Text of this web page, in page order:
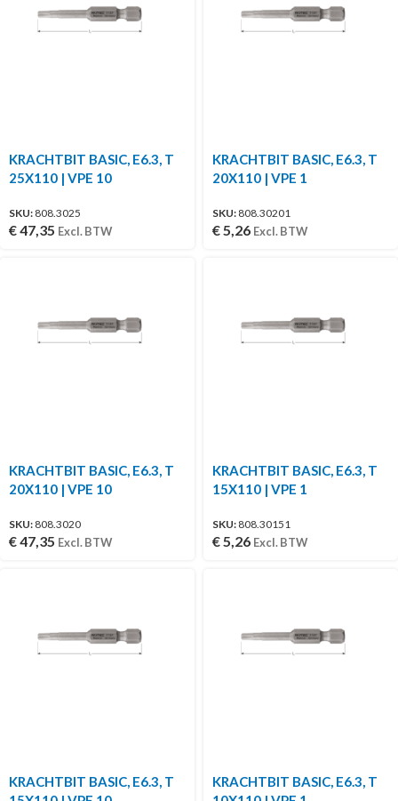
KRACHTBIT BASIC, E6.3, T
25X110 | VPE 10
SKU: 808.3025
€47,35 Excl. BTW
KRACHTBIT BASIC, E6.3, T
20X110 | VPE 1
SKU: 808.30201
€5,26 Excl. BTW
KRACHTBIT BASIC, E6.3, T
20X110 | VPE 10
SKU: 808.3020
€47,35 Excl. BTW
KRACHTBIT BASIC, E6.3, T
15X110 | VPE 1
SKU: 808.30151
€5,26 Excl. BTW
KRACHTBIT BASIC, E6.3, T
KRACHTBIT BASIC, E6.3, T